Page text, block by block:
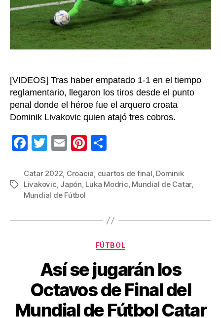
de
del
[VIDEOS] Tras haber empatado 1-1 en el tiempo
reglamentario, llegaron los tiros desde el punto
penal donde el héroe fue el arquero croata
Dominik Livakovic quien atajó tres cobros.
F
c
e
o
T
tt
er
E
ail
Pi
er
e
m
p
tir
Etiquetas
Catar 2022 Croacia cuartos de final Dominik
Livakovic Japón Luka Modric Mundial de Catar,
Mundial de Fútbol
Categorías
FÚTBOL
Así se jugarán los
Octavos de Final del
Mundial de Fútbol Catar